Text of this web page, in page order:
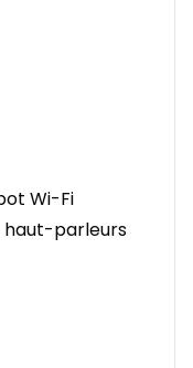
Wi-Fi
haut-parleurs